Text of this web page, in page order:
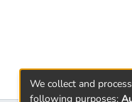
We collect and
following purposes: